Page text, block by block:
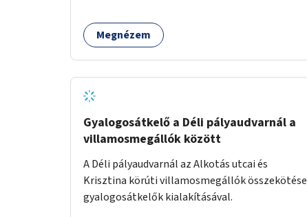
minősége.
Megnézem
Gyalogosátkelő a Déli pályaudvarnál a
villamosmegállók között
A Déli pályaudvarnál az Alkotás utcai és
Krisztina körúti villamosmegállók összekötése
gyalogosátkelők kialakításával.